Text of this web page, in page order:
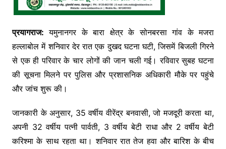
प्रयागराज: यमुनानगर के बारा क्षेत्र के सोनबरसा गांव के मजरा
हल्लाबोल में शनिवार देर रात एक दुखद घटना घटी, जिसमें बिजली गिरने
से एक ही परिवार के चार लोगों की जान चली गई। रविवार सुबह घटना
की सूचना मिलने पर पुलिस और प्रशासनिक अधिकारी मौके पर पहुंचे
और जांच शुरू की।
जानकारी के अनुसार, 35 वर्षीय वीरेंद्र बनवासी, जो मजदूरी करता था,
अपनी 32 वर्षीय पत्नी पार्वती, 3 वर्षीय बेटी राधा और 2 वर्षीय बेटी
करिश्मा के साथ रहता था। शनिवार रात तेज हवा और बारिश के बीच